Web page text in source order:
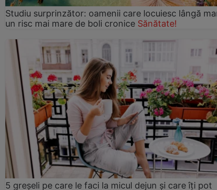
Studiu surprinzător: oamenii care locuiesc lângă
un risc mai mare de boli cronice Sănătate!
5 greșeli pe care le faci la micul dejun și care îți pot